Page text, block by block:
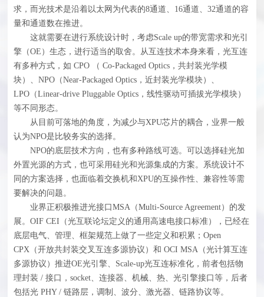
求，而光技术是沿着以太网为代表的8通道、16通道、32通道的容
量和通道数在推进。
这就需要在进行系统设计时，考虑Scale up的带宽需求和光引
擎（OE）生态，进行适当的取舍。从互连技术本身来看，光互连
有多种方式，如 CPO （ Co-Packaged Optics，共封装光学模
块）、NPO（Near-Packaged Optics，近封装光学模块）、
LPO（Linear-drive Pluggable Optics，线性驱动可插拔光学模块）
等不同形态。
从目前可落地的角度，为减少与XPU芯片的耦合，业界一般
认为NPO是比较务实的选择。
NPO的底层技术方向，也有多种路线可选。可以选择硅光加
外置光源的方式，也可采用硅光和光源集成的方案。系统设计不
同的方案选择，也面临着交换机和XPU的互操作性、兼容性等需
要解决的问题。
业界正积极推进光接口MSA（Multi-Source Agreement）的发
展。OIF CEI（光互联论坛定义的通用高速电接口标准），已经在
底层电气、管理、框架规范上做了一些定义和积累；Open
CPX（开放共封装交叉互连多源协议）和 OCI MSA（光计算互连
多源协议）推进OE光引擎、Scale-up光互连标准化，前者包括物
理封装 / 接口，socket、连接器、机械、热、光引擎接口等，后者
包括光 PHY / 链路层，调制、波分、激光器、链路协议等。